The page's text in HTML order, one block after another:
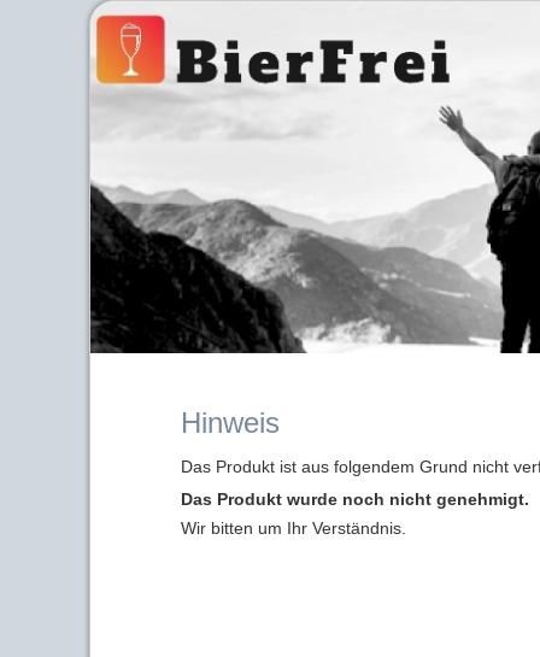
Hinweis
Das Produkt ist aus folgendem Grund nicht
Das Produkt wurde noch nicht genehmigt.
Wir bitten um Ihr Verständnis.